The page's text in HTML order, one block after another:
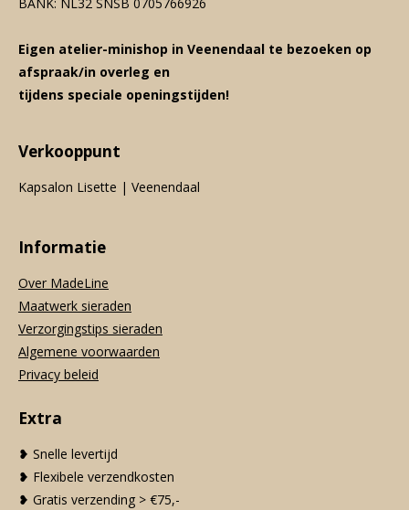
Eigen atelier-minishop in Veenendaal te bezoeken op
afspraak/in overleg en
tijdens speciale openingstijden!
Verkooppunt
Kapsalon Lisette | Veenendaal
Informatie
Over MadeLine
Maatwerk sieraden
Verzorgingstips sieraden
Algemene voorwaarden
Privacy beleid
Extra
❥ Snelle levertijd
❥ Flexibele verzendkosten
❥ Gratis verzending > €75,-